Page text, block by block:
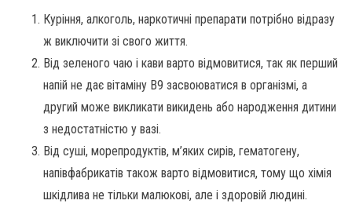
Куріння, алкоголь, наркотичні препарати потрібно відразу
ж виключити зі свого життя.
Від зеленого чаю і кави варто відмовитися, так як перший
напій не дає вітаміну В9 засвоюватися в організмі, а
другий може викликати викидень або народження дитини
з недостатністю у вазі.
Від суші, морепродуктів, м’яких сирів, гематогену,
напівфабрикатів також варто відмовитися, тому що хімія
шкідлива не тільки малюкові, але і здоровій людині.